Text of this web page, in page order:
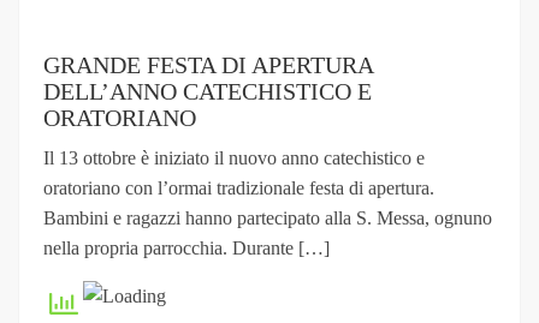
GRANDE FESTA DI APERTURA
DELL’ANNO CATECHISTICO E
ORATORIANO
Il 13 ottobre è iniziato il nuovo anno catechistico e
oratoriano con l’ormai tradizionale festa di apertura.
Bambini e ragazzi hanno partecipato alla S. Messa, ognuno
nella propria parrocchia. Durante […]